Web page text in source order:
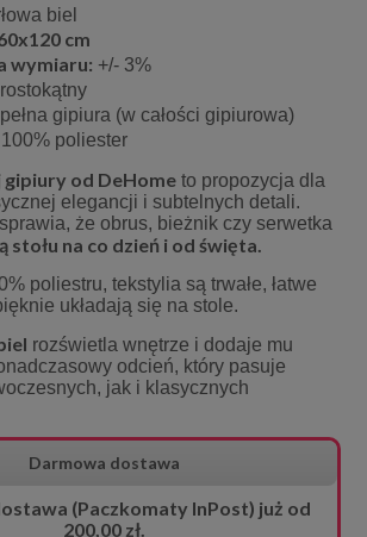
biel
cm
wymiaru: +/- 3%
pełna gipiura (w całości gipiurowa)
100% poliester
gipiury od DeHome to propozycja dla
elegancji i subtelnych detali.
że obrus, bieżnik czy serwetka
stołu na co dzień i od święta.
poliestru, tekstylia są trwałe, łatwe
układają się na stole.
rozświetla wnętrze i dodaje mu
odcień, który pasuje
jak i klasycznych
Darmowa dostawa
(Paczkomaty InPost) już od
200,00 zł.